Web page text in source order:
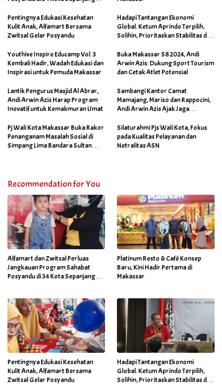
Pentingnya Edukasi Kesehatan
Kulit Anak, Alfamart Bersama
Zwitsal Gelar Posyandu
Hadapi Tantangan Ekonomi
Global. Ketum Aprindo Terpilih,
Solihin, Prioritaskan Stabilitas dan
Youthive Inspire Educamp Vol. 3
Kembali Hadir, Wadah Edukasi dan
Inspirasi untuk Pemuda Makassar
Buka Makassar S8 2024, Andi
Arwin Azis: Dukung Sport Tourism
dan Cetak Atlet Potensial
Lantik Pengurus Masjid Al Abrar,
Andi Arwin Azis Harap Program
Inovatif untuk Kemakmuran Umat
Sambangi Kantor Camat
Mamajang, Mariso dan Rappocini,
Andi Arwin Azis Ajak Jaga
Program Sabtu Bersih
Pj Wali Kota Makassar Buka Rakor
Penanganam Masalah Sosial di
Simpang Lima Bandara Sultan
Silaturahmi Pjs Wali Kota, Fokus
pada Kualitas Pelayanan dan
Netralitas ASN
Recommendation for You
Alfamart dan Zwitsal Perluas
Jangkauan Program Sahabat
Posyandu di 34 Kota Sepanjang
Platinum Resto & Café Konsep
Baru, Kini Hadir Pertama di
Makassar
Pentingnya Edukasi Kesehatan
Kulit Anak, Alfamart Bersama
Zwitsal Gelar Posyandu
Hadapi Tantangan Ekonomi
Global. Ketum Aprindo Terpilih,
Solihin, Prioritaskan Stabilitas dan